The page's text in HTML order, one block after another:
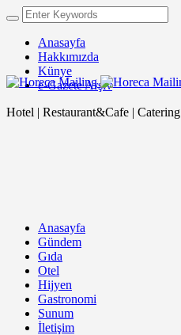
Anasayfa
Hakkımızda
Künye
e-Gazete Arşiv
Hotel | Restaurant&Cafe | Catering
Anasayfa
Gündem
Gıda
Otel
Hijyen
Gastronomi
Sunum
İletişim